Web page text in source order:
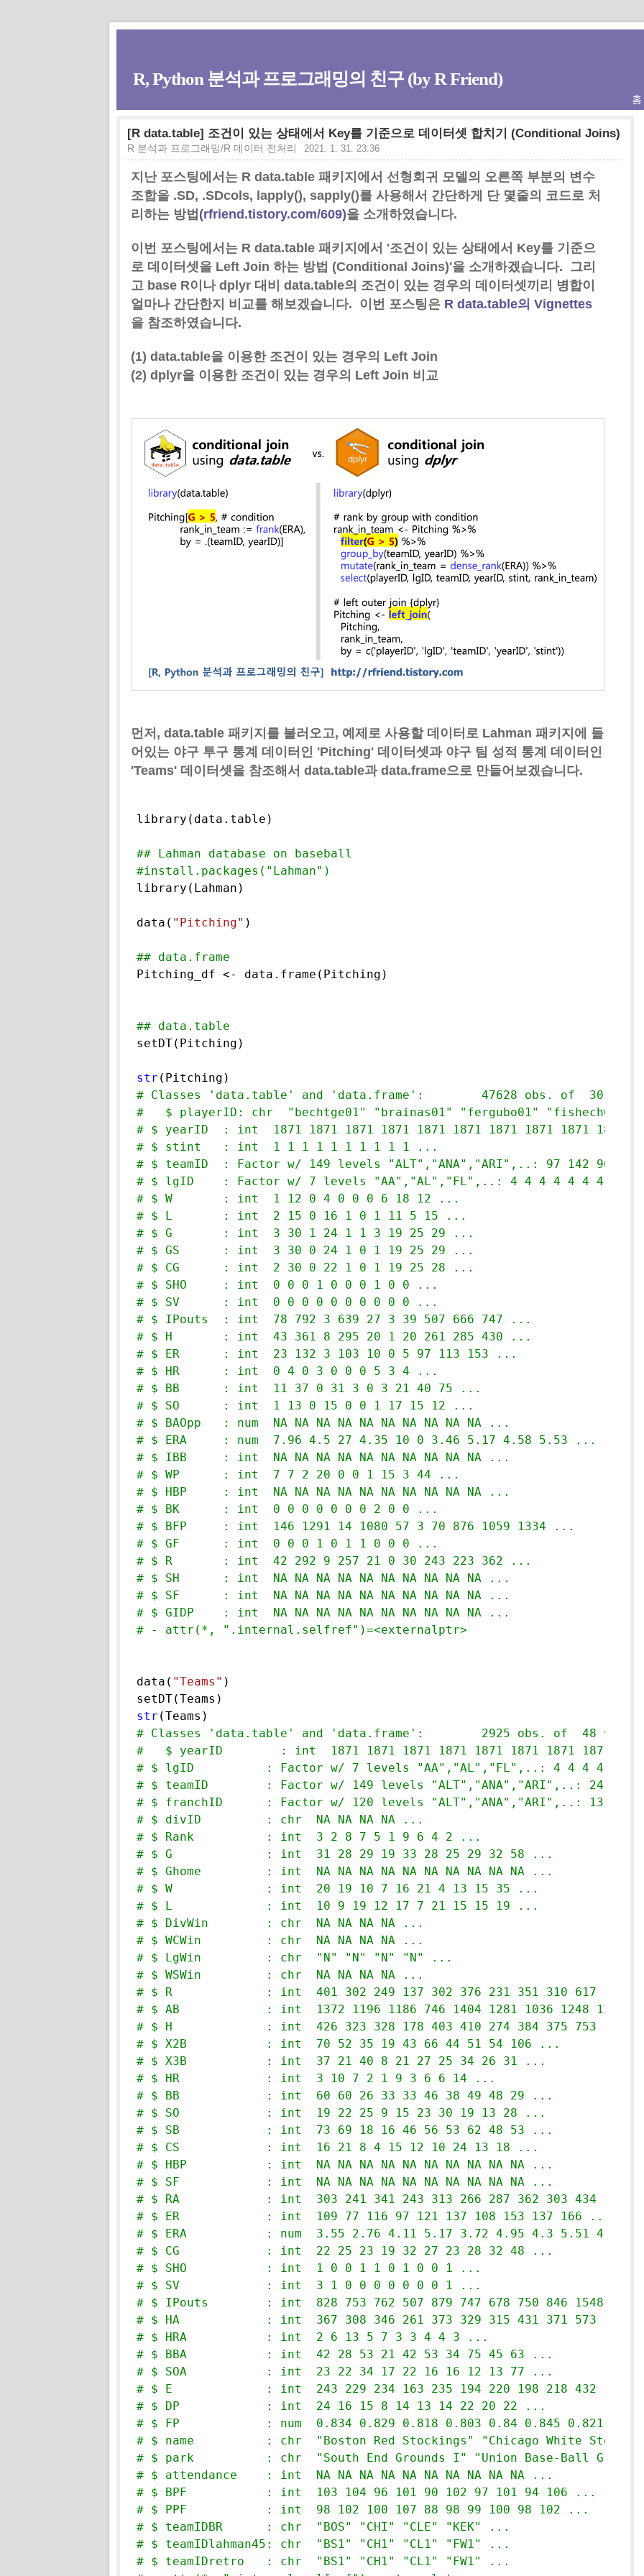
R, Python 분석과 프로그래밍의 친구 (by R Friend)
홈
[R data.table] 조건이 있는 상태에서 Key를 기준으로 데이터셋 합치기 (Conditional Joins)
R 분석과 프로그래밍/R 데이터 전처리 2021. 1. 31. 23:36
지난 포스팅에서는 R data.table 패키지에서 선형회귀 모델의 오른쪽 부분의 변수
조합을 .SD, .SDcols, lapply(), sapply()를 사용해서 간단하게 단 몇줄의 코드로 처
리하는 방법 (rfriend.tistory.com/609)을 소개하였습니다.
이번 포스팅에서는 R data.table 패키지에서 '조건이 있는 상태에서 Key를 기준으
로 데이터셋을 Left Join 하는 방법 (Conditional Joins)'을 소개하겠습니다. 그리
고 base R이나 dplyr 대비 data.table의 조건이 있는 경우의 데이터셋끼리 병합이
얼마나 간단한지 비교를 해보겠습니다. 이번 포스팅은 R data.table의 Vignettes
을 참조하였습니다.
(1) data.table을 이용한 조건이 있는 경우의 Left Join
(2) dplyr을 이용한 조건이 있는 경우의 Left Join 비교
먼저, data.table 패키지를 불러오고, 예제로 사용할 데이터로 Lahman 패키지에 들
어있는 야구 투구 통계 데이터인 'Pitching' 데이터셋과 야구 팀 성적 통계 데이터인
'Teams' 데이터셋을 참조해서 data.table과 data.frame으로 만들어보겠습니다.
library(data.table)
## Lahman database on baseball
#install.packages("Lahman")
library(Lahman)
data( "Pitching" )
## data.frame
Pitching_df <- data.frame(Pitching)
## data.table
setDT(Pitching)
str
# Classes 'data.table' and 'data.frame':	47628 obs. of
#   $ playerID: chr  "bechtge01" "brainas01" "fergubo01" "fishech01"
# $ yearID  : int  1871 1871 1871 1871 1871 1871 1871 1871 1871 1871
# $ stint   : int  1 1 1 1 1 1 1 1 1 1 ...
# $ teamID  : Factor w/ 149 levels "ALT","ANA","ARI",..: 97 142 90 111
# $ lgID    : Factor w/ 7 levels "AA","AL","FL",..: 4 4 4 4 4 4 4 4 4
# $ W       : int  1 12 0 4 0 0 0 6 18 12 ...
# $ L       : int  2 15 0 16 1 0 1 11 5 15 ...
# $ G       : int  3 30 1 24 1 1 3 19 25 29 ...
# $ GS      : int  3 30 0 24 1 0 1 19 25 29 ...
# $ CG      : int  2 30 0 22 1 0 1 19 25 28 ...
# $ SHO     : int  0 0 0 1 0 0 0 1 0 0 ...
# $ SV      : int  0 0 0 0 0 0 0 0 0 0 ...
# $ IPouts  : int  78 792 3 639 27 3 39 507 666 747 ...
# $ H       : int  43 361 8 295 20 1 20 261 285 430 ...
# $ ER      : int  23 132 3 103 10 0 5 97 113 153 ...
# $ HR      : int  0 4 0 3 0 0 0 5 3 4 ...
# $ BB      : int  11 37 0 31 3 0 3 21 40 75 ...
# $ SO      : int  1 13 0 15 0 0 1 17 15 12 ...
# $ BAOpp   : num  NA NA NA NA NA NA NA NA NA NA ...
# $ ERA     : num  7.96 4.5 27 4.35 10 0 3.46 5.17 4.58 5.53 ...
# $ IBB     : int  NA NA NA NA NA NA NA NA NA NA ...
# $ WP      : int  7 7 2 20 0 0 1 15 3 44 ...
# $ HBP     : int  NA NA NA NA NA NA NA NA NA NA ...
# $ BK      : int  0 0 0 0 0 0 0 2 0 0 ...
# $ BFP     : int  146 1291 14 1080 57 3 70 876 1059 1334 ...
# $ GF      : int  0 0 0 1 0 1 1 0 0 0 ...
# $ R       : int  42 292 9 257 21 0 30 243 223 362 ...
# $ SH      : int  NA NA NA NA NA NA NA NA NA NA ...
# $ SF      : int  NA NA NA NA NA NA NA NA NA NA ...
# $ GIDP    : int  NA NA NA NA NA NA NA NA NA NA ...
# - attr(*, ".internal.selfref")=<externalptr>
data( "Teams" )
str
# Classes 'data.table' and 'data.frame':	2925 obs. of  48
#   $ yearID        : int  1871 1871 1871 1871 1871 1871 1871 1871
# $ lgID          : Factor w/ 7 levels "AA","AL","FL",..: 4 4 4 4 4 4
# $ teamID        : Factor w/ 149 levels "ALT","ANA","ARI",..: 24 31
# $ franchID      : Factor w/ 120 levels "ALT","ANA","ARI",..: 13 36
# $ divID         : chr  NA NA NA NA ...
# $ Rank          : int  3 2 8 7 5 1 9 6 4 2 ...
# $ G             : int  31 28 29 19 33 28 25 29 32 58 ...
# $ Ghome         : int  NA NA NA NA NA NA NA NA NA NA ...
# $ W             : int  20 19 10 7 16 21 4 13 15 35 ...
# $ L             : int  10 9 19 12 17 7 21 15 15 19 ...
# $ DivWin        : chr  NA NA NA NA ...
# $ WCWin         : chr  NA NA NA NA ...
# $ LgWin         : chr  "N" "N" "N" "N" ...
# $ WSWin         : chr  NA NA NA NA ...
# $ R             : int  401 302 249 137 302 376 231 351 310 617 ...
# $ AB            : int  1372 1196 1186 746 1404 1281 1036 1248 1353
# $ H             : int  426 323 328 178 403 410 274 384 375 753 ...
# $ X2B           : int  70 52 35 19 43 66 44 51 54 106 ...
# $ X3B           : int  37 21 40 8 21 27 25 34 26 31 ...
# $ HR            : int  3 10 7 2 1 9 3 6 6 14 ...
# $ BB            : int  60 60 26 33 33 46 38 49 48 29 ...
# $ SO            : int  19 22 25 9 15 23 30 19 13 28 ...
# $ SB            : int  73 69 18 16 46 56 53 62 48 53 ...
# $ CS            : int  16 21 8 4 15 12 10 24 13 18 ...
# $ HBP           : int  NA NA NA NA NA NA NA NA NA NA ...
# $ SF            : int  NA NA NA NA NA NA NA NA NA NA ...
# $ RA            : int  303 241 341 243 313 266 287 362 303 434 ...
# $ ER            : int  109 77 116 97 121 137 108 153 137 166 ...
# $ ERA           : num  3.55 2.76 4.11 5.17 3.72 4.95 4.3 5.51 4.37
# $ CG            : int  22 25 23 19 32 27 23 28 32 48 ...
# $ SHO           : int  1 0 0 1 1 0 1 0 0 1 ...
# $ SV            : int  3 1 0 0 0 0 0 0 0 1 ...
# $ IPouts        : int  828 753 762 507 879 747 678 750 846 1548 ...
# $ HA            : int  367 308 346 261 373 329 315 431 371 573 ...
# $ HRA           : int  2 6 13 5 7 3 3 4 4 3 ...
# $ BBA           : int  42 28 53 21 42 53 34 75 45 63 ...
# $ SOA           : int  23 22 34 17 22 16 16 12 13 77 ...
# $ E             : int  243 229 234 163 235 194 220 198 218 432 ...
# $ DP            : int  24 16 15 8 14 13 14 22 20 22 ...
# $ FP            : num  0.834 0.829 0.818 0.803 0.84 0.845 0.821
# $ name          : chr  "Boston Red Stockings" "Chicago White
# $ park          : chr  "South End Grounds I" "Union Base-Ball
# $ attendance    : int  NA NA NA NA NA NA NA NA NA NA ...
# $ BPF           : int  103 104 96 101 90 102 97 101 94 106 ...
# $ PPF           : int  98 102 100 107 88 98 99 100 98 102 ...
# $ teamIDBR      : chr  "BOS" "CHI" "CLE" "KEK" ...
# $ teamIDlahman45: chr  "BS1" "CH1" "CL1" "FW1" ...
# $ teamIDretro   : chr  "BS1" "CH1" "CL1" "FW1" ...